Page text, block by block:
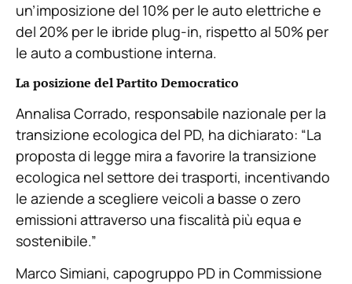
un’imposizione del 10% per le auto elettriche e
del 20% per le ibride plug-in, rispetto al 50% per
le auto a combustione interna.
La posizione del Partito Democratico
Annalisa Corrado, responsabile nazionale per la
transizione ecologica del PD, ha dichiarato: “La
proposta di legge mira a favorire la transizione
ecologica nel settore dei trasporti, incentivando
le aziende a scegliere veicoli a basse o zero
emissioni attraverso una fiscalità più equa e
sostenibile.”
Marco Simiani, capogruppo PD in Commissione